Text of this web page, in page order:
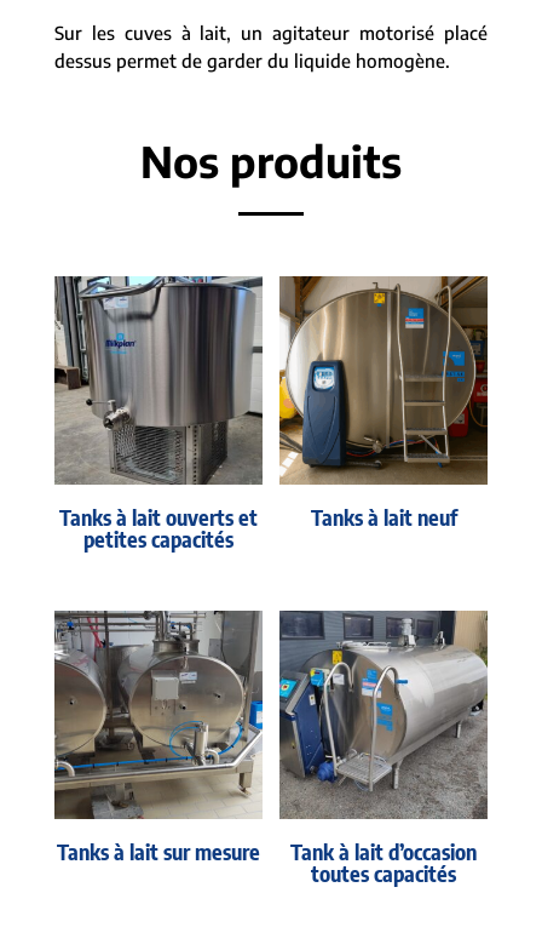
Sur les cuves à lait, un agitateur motorisé placé
dessus permet de garder du liquide homogène.
Nos produits
Tanks à lait ouverts et
petites capacités
Tanks à lait neuf
Tanks à lait sur mesure Tank à lait d’occasion
toutes capacités